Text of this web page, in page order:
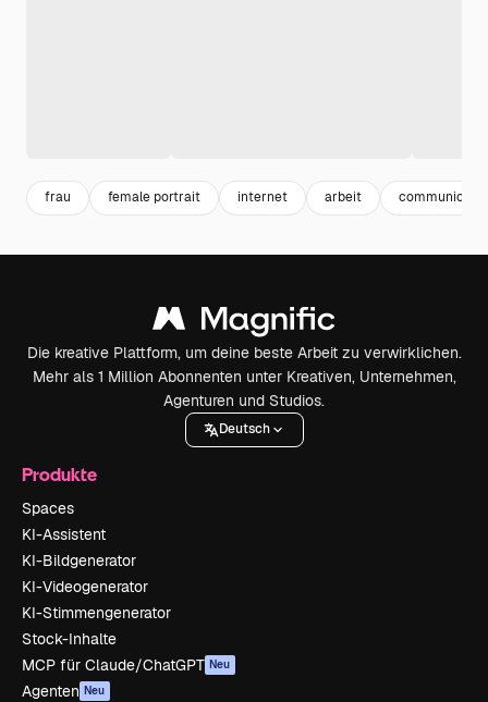
frau female portrait internet arbeit
Die kreative Plattform, um deine beste Arbeit zu verwirklichen.
Mehr als 1 Million Abonnenten unter Kreativen, Unternehmen,
Agenturen und Studios.
Deutsch
Produkte
Spaces
KI-Assistent
KI-Bildgenerator
KI-Videogenerator
KI-Stimmengenerator
Stock-Inhalte
MCP für Claude/ChatGPT Neu
Agenten Neu